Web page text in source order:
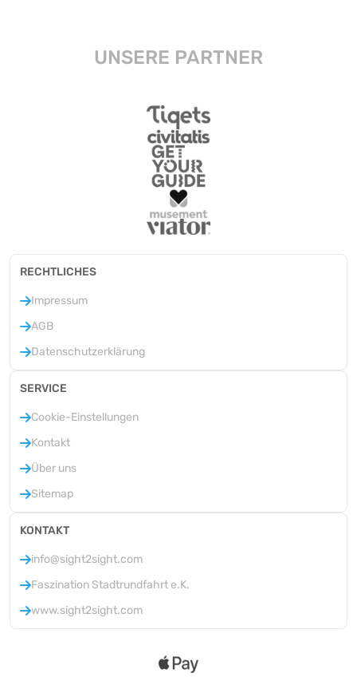
UNSERE PARTNER
RECHTLICHES
Impressum
AGB
Datenschutzerklärung
SERVICE
Cookie-Einstellungen
Kontakt
Über uns
Sitemap
KONTAKT
info@sight2sight.com
Faszination Stadtrundfahrt e.K.
www.sight2sight.com